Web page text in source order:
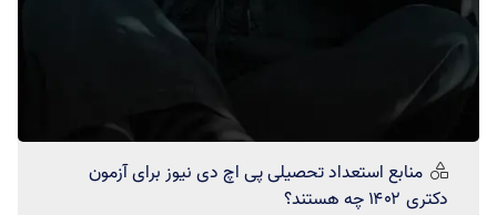
منابع استعداد تحصیلیپی اچ دی نیوزبرای آزمون
دکتری ۱۴۰۲ چه هستند؟